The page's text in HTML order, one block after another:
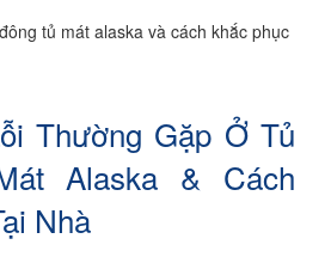
tủ mát alaska và cách khắc phục
Thường Gặp Ở Tủ
Alaska & Cách
Nhà